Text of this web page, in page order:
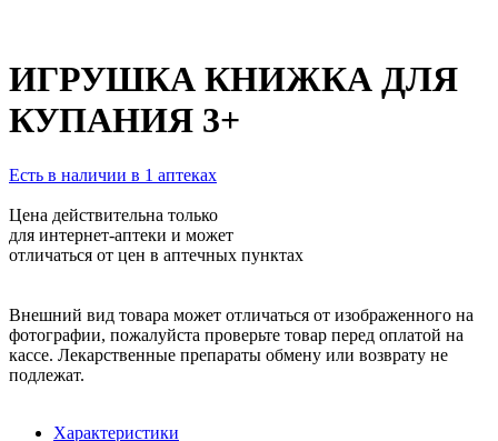
ИГРУШКА КНИЖКА ДЛЯ
КУПАНИЯ 3+
Есть в наличии в 1 аптеках
Цена действительна только
для интернет-аптеки и может
отличаться от цен в аптечных пунктах
Внешний вид товара может отличаться от изображенного на
фотографии, пожалуйста проверьте товар перед оплатой на
кассе. Лекарственные препараты обмену или возврату не
подлежат.
Характеристики